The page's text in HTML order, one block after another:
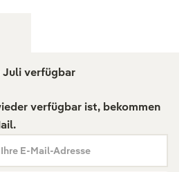
verfügbar
verfügbar ist, bekommen
Ihre E-Mail-Adresse